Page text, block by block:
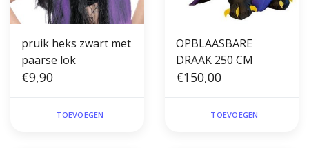
pruik heks zwart met
paarse lok
€9,90
TOEVOEGEN
OPBLAASBARE
DRAAK 250 CM
€150,00
TOEVOEGEN